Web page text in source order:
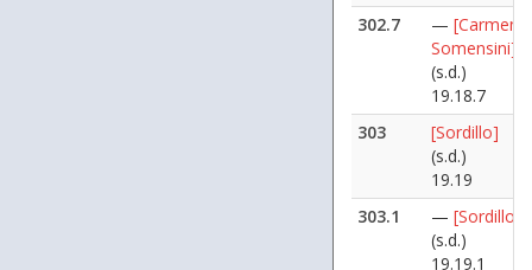
302.7
— [Carmen
Somensini]
(s.d.)
19.18.7
303
[Sordillo]
(s.d.)
19.19
303.1
— [Sordillo]
(s.d.)
19.19.1